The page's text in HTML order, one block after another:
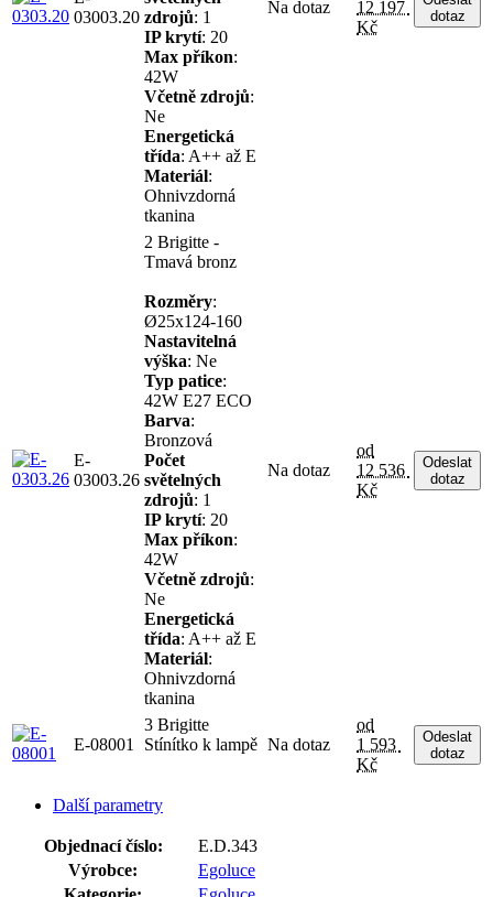
03003.20 zdrojů: 1
IP krytí: 20
Max příkon:
42W
Včetně zdrojů:
Ne
Energetická
třída: A++ až E
Materiál:
Ohnivzdorná
tkanina
Na dotaz
12 197
Kč
dotaz
E-
03003.26
2 Brigitte -
Tmavá bronz
Rozměry:
Ø25x124-160
Nastavitelná
výška: Ne
Typ patice:
42W E27 ECO
Barva:
Bronzová
Počet
světelných
zdrojů: 1
IP krytí: 20
Max příkon:
42W
Včetně zdrojů:
Ne
Energetická
třída: A++ až E
Materiál:
Ohnivzdorná
tkanina
Na dotaz
od
12 536
Kč
Odeslat
dotaz
E-08001
3 Brigitte
Stínítko k lampě Na dotaz
od
1 593
Kč
Odeslat
dotaz
Další parametry
Objednací číslo:
E.D.343
Výrobce:
Egoluce